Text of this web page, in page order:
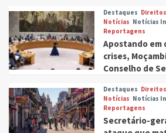
Destaques
Notícias Notícias
Reportagens
Apostando em
crises,
Conselho de
Destaques
Notícias Notícias
Reportagens
Secretário-